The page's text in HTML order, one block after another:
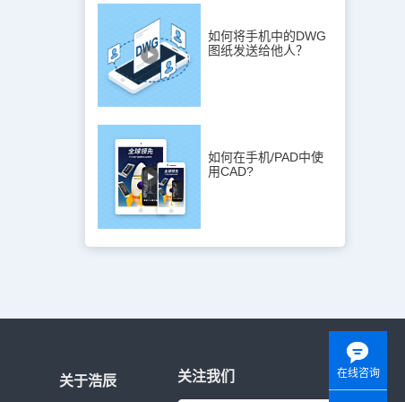
如何将手机中的DWG
图纸发送给他人？
如何在手机/PAD中使
用CAD?
关于浩辰 关注我们 在线咨询